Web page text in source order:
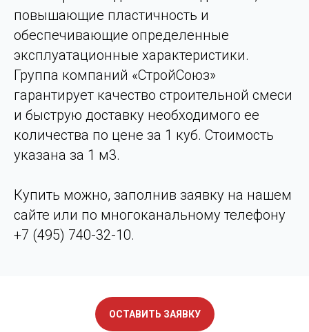
повышающие пластичность и
обеспечивающие определенные
эксплуатационные характеристики.
Группа компаний «СтройСоюз»
гарантирует качество строительной смеси
и быструю доставку необходимого ее
количества по цене за 1 куб. Стоимость
указана за 1 м3.
Купить можно, заполнив заявку на нашем
сайте или по многоканальному телефону
+7 (495) 740-32-10.
ОСТАВИТЬ ЗАЯВКУ